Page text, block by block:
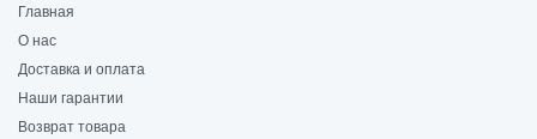
Главная
О нас
Доставка и оплата
Наши гарантии
Возврат товара